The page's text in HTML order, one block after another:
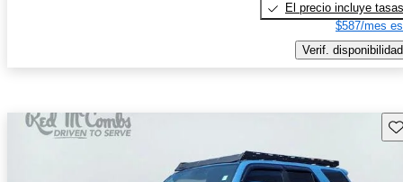
El precio incluye tasas
$587/mes
Verif. disponibilidad